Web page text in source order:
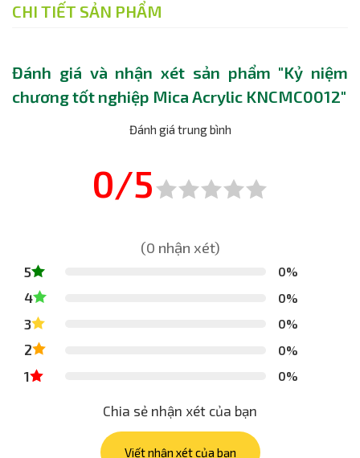
CHI TIẾT SẢN PHẨM
Đánh giá và nhận xét sản phẩm "Kỷ niệm
chương tốt nghiệp Mica Acrylic KNCMC0012"
Đánh giá trung bình
0/5
(0 nhận xét)
5 0%
4 0%
3 0%
2 0%
1 0%
Chia sẻ nhận xét của bạn
Viết nhận xét của bạn